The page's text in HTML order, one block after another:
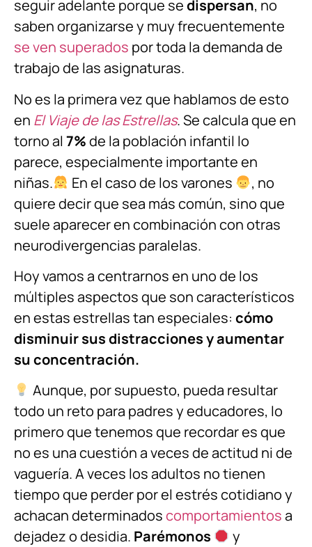
seguir adelante porque sedispersan, no
saben organizarse y muy frecuentemente
se ven superados por toda la demanda de
trabajo de las asignaturas.
No es la primera vez que hablamos de esto
en El Viaje de las Estrellas. Se calcula que en
torno al 7%de la población infantil lo
parece, especialmente importante en
niñas.
En el caso de los varones
, no
quiere decir que sea más común, sino que
suele aparecer en combinación con otras
neurodivergencias paralelas.
Hoy vamos a centrarnos en uno de los
múltiples aspectos que son característicos
en estas estrellas tan especiales: cómo
disminuir sus distracciones y aumentar
su concentración.
Aunque, por supuesto, pueda resultar
todo un reto para padres y educadores, lo
primero que tenemos que recordar es que
no es una cuestión a veces de actitud ni de
vaguería. A veces los adultos no tienen
tiempo que perder por el estrés cotidiano y
achacan determinadoscomportamientosa
dejadez o desidia. Parémonos
y